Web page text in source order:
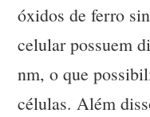
óxidos de ferro
celular possuem
nm, o que
células. Além